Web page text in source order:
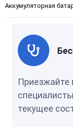
Аккумуляторная
Приезжайте
текущее